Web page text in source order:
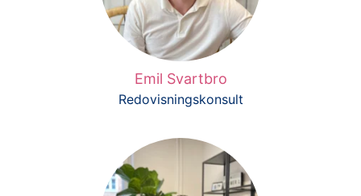
Emil Svartbro
Redovisningskonsult